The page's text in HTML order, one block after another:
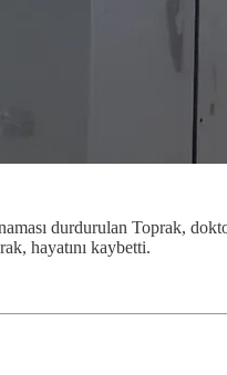
durdurulan Toprak,
hayatını kaybetti.